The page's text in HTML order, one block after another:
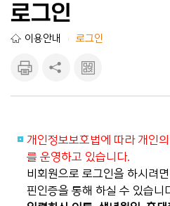
로그인
이용안내 로그인
기
기
크 보
개인정보보호법에 따라 개인
를 운영하고 있습니다.
비회원으로 로그인을 하시려
핀인증을 통해 하실 수 있습니